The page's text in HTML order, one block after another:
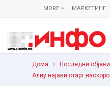
МАРКЕТИНГ
MORE
Дома
Последни објави
Алиу најави старт наскоро